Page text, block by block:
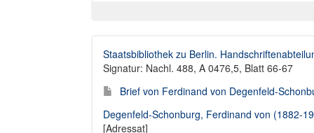
Staatsbibliothek zu Berlin.
Signatur: Nachl. 488, A 0476,5, Blatt 66-67
Brief von Ferdinand von Degenfeld-
Degenfeld-Schonburg, Ferdinand von (1882-
[Adressat]